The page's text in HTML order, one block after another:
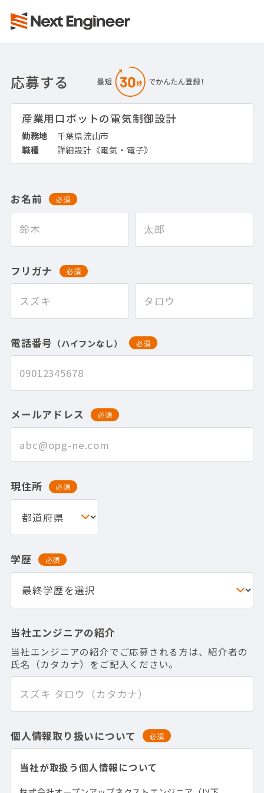
応募する
産業用ロボットの電気制御設計
勤務地
千葉県流山市
職種
詳細設計《電気・電子》
お名前 必須
フリガナ 必須
電話番号 （ハイフンなし） 必須
メールアドレス 必須
現住所 必須
学歴 必須
当社エンジニアの紹介
当社エンジニアの紹介でご応募される方は、紹介者の
氏名（カタカナ）をご記入ください。
個人情報取り扱いについて 必須
当社が取扱う個人情報について